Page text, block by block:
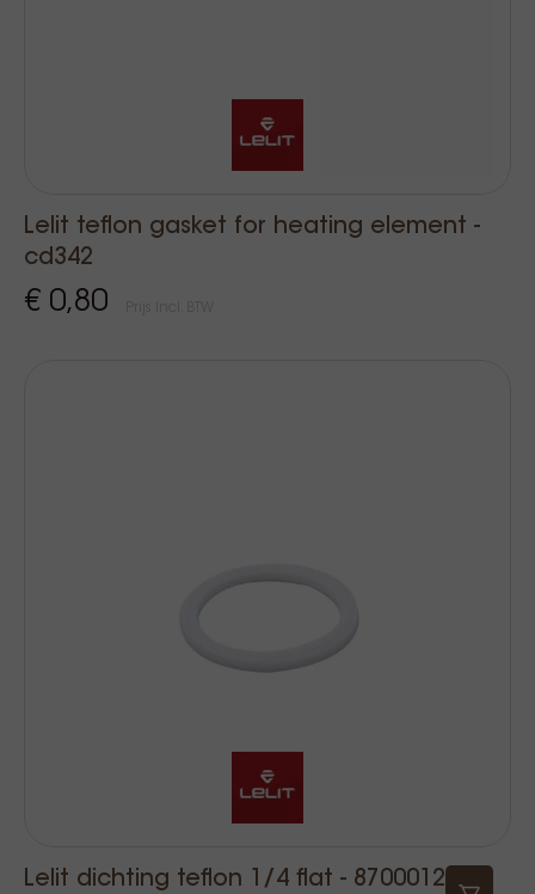
Lelit teflon gasket for heating element -
cd342
€ 0,80
Lelit dichting teflon 1/4 flat - 8700012